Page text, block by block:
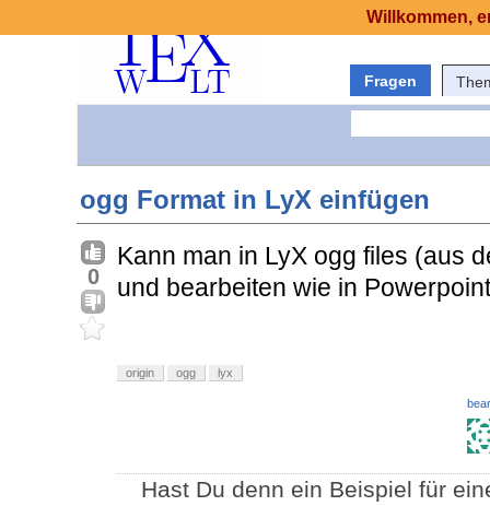
Fragen
ogg Format in LyX einfügen
0
Kann man in LyX ogg files (aus
und bearbeiten wie in
origin ogg lyx
Hast Du denn ein Beispiel für
Willkommen,